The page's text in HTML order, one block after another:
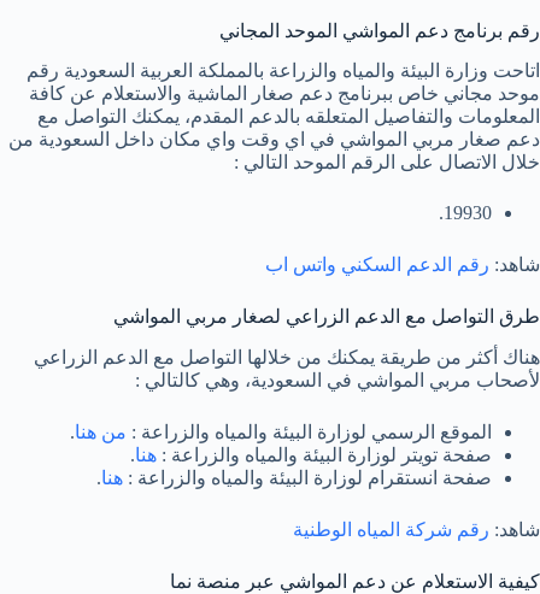
رقم برنامج دعم المواشي الموحد المجاني
اتاحت وزارة البيئة والمياه والزراعة بالمملكة العربية السعودية رقم
موحد مجاني خاص ببرنامج دعم صغار الماشية والاستعلام عن كافة
المعلومات والتفاصيل المتعلقه بالدعم المقدم، يمكنك التواصل مع
دعم صغار مربي المواشي في اي وقت واي مكان داخل السعودية من
خلال الاتصال على الرقم الموحد التالي :
19930.
شاهد: رقم الدعم السكني واتس اب
طرق التواصل مع الدعم الزراعي لصغار مربي المواشي
هناك أكثر من طريقة يمكنك من خلالها التواصل مع الدعم الزراعي
لأصحاب مربي المواشي في السعودية، وهي كالتالي :
الموقع الرسمي لوزارة البيئة والمياه والزراعة : من هنا.
صفحة تويتر لوزارة البيئة والمياه والزراعة : هنا.
صفحة انستقرام لوزارة البيئة والمياه والزراعة : هنا.
شاهد: رقم شركة المياه الوطنية
كيفية الاستعلام عن دعم المواشي عبر منصة نما